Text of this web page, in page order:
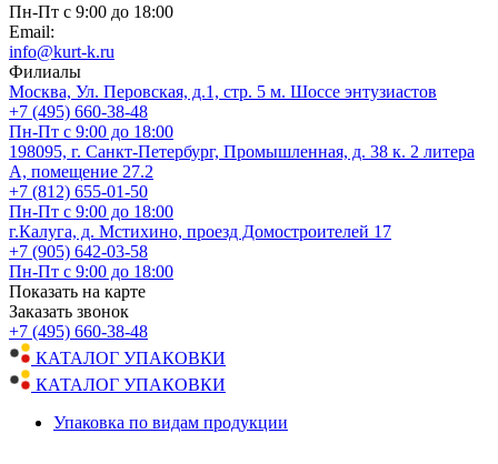
Пн-Пт с 9:00 до 18:00
Email:
info@kurt-k.ru
Филиалы
Москва, Ул. Перовская, д.1, стр. 5 м. Шоссе энтузиастов
+7 (495) 660-38-48
Пн-Пт с 9:00 до 18:00
198095, г. Санкт-Петербург, Промышленная, д. 38 к. 2 литера
А, помещение 27.2
+7 (812) 655-01-50
Пн-Пт с 9:00 до 18:00
г.Калуга, д. Мстихино, проезд Домостроителей 17
+7 (905) 642-03-58
Пн-Пт с 9:00 до 18:00
Показать на карте
Заказать звонок
+7 (495) 660-38-48
КАТАЛОГ УПАКОВКИ
КАТАЛОГ УПАКОВКИ
Упаковка по видам продукции